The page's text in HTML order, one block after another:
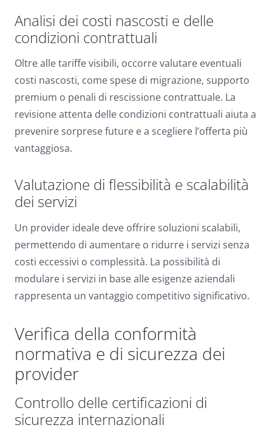
Analisi dei costi nascosti e delle
condizioni contrattuali
Oltre alle tariffe visibili, occorre valutare eventuali
costi nascosti, come spese di migrazione, supporto
premium o penali di rescissione contrattuale. La
revisione attenta delle condizioni contrattuali aiuta a
prevenire sorprese future e a scegliere l’offerta più
vantaggiosa.
Valutazione di flessibilità e scalabilità
dei servizi
Un provider ideale deve offrire soluzioni scalabili,
permettendo di aumentare o ridurre i servizi senza
costi eccessivi o complessità. La possibilità di
modulare i servizi in base alle esigenze aziendali
rappresenta un vantaggio competitivo significativo.
Verifica della conformità
normativa e di sicurezza dei
provider
Controllo delle certificazioni di
sicurezza internazionali